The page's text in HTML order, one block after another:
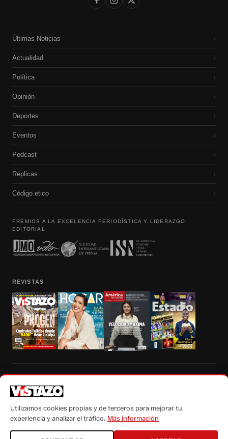
Últimas Noticias ›
Actualidad ›
Política ›
Opinión ›
Deportes ›
Eventos ›
Podcast ›
Réplicas ›
Código etico ›
PREMIOS A LA EXCELENCIA PERIODÍSTICA Y LIDERAZGO
EDITORIAL
REVISTAS
autorización escrita de su titular, de todos los contenidos de Vistazo.com.
Utilizamos cookies propias y de terceros para mejorar tu
experiencia y analizar el tráfico. Más información